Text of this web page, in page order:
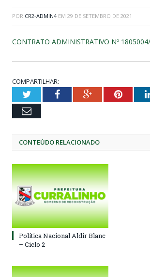
POR CR2-ADMIN4 EM 29 DE SETEMBRO DE 2021
CONTRATO ADMINISTRATIVO Nº
COMPARTILHAR:
TwitterFacebookGoogle+
Email
CONTEÚDO RELACIONADO
Política Nacional Aldir Blanc
– Ciclo 2